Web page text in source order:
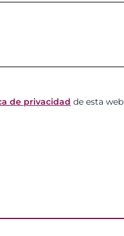
de privacidad de esta web